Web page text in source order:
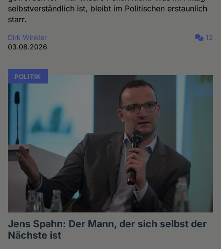
selbstverständlich ist, bleibt im Politischen erstaunlich
starr.
Dirk Winkler
03.08.2026
12
POLITIK
Jens Spahn: Der Mann, der sich selbst der
Nächste ist
Cookies